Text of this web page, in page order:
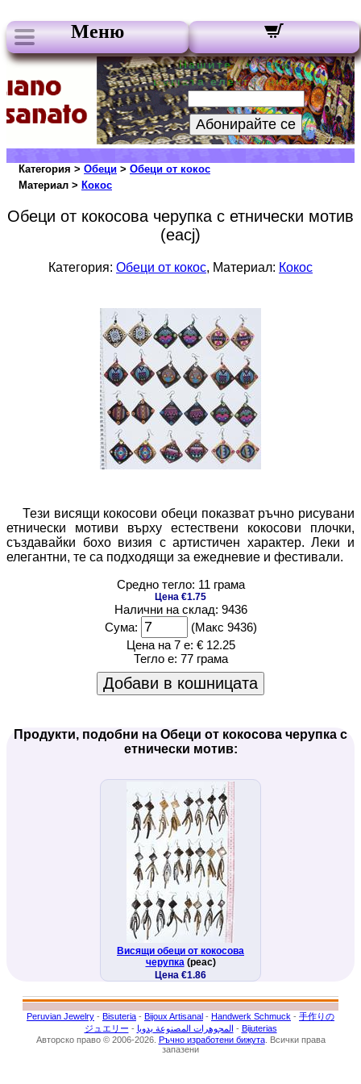
Меню
Нашите бюлетини:
Вашата електронна поща:
Абонирайте се
Категория > Обеци > Обеци от кокос
Материал > Кокос
Обеци от кокосова черупка с етнически мотив
(eacj)
Категория: Обеци от кокос, Материал: Кокос
Тези висящи кокосови обеци показват ръчно рисувани
етнически мотиви върху естествени кокосови плочки,
създавайки бохо визия с артистичен характер. Леки и
елегантни, те са подходящи за ежедневие и фестивали.
Средно тегло: 11 грама
Цена €1.75
Налични на склад: 9436
Сума:
(Макс 9436)
Цена на 7 е: € 12.25
Тегло е: 77 грама
Добави в кошницата
Продукти, подобни на Обеци от кокосова черупка с
етнически мотив:
Висящи обеци от кокосова
черупка(peac)
Цена €1.86
Peruvian Jewelry - Bisuteria - Bijoux Artisanal - Handwerk Schmuck - 手作りの
ジュエリー - المجوهرات المصنوعة يدويا - Bijuterias
Авторско право © 2006-2026. Ръчно изработени бижута. Всички права
запазени